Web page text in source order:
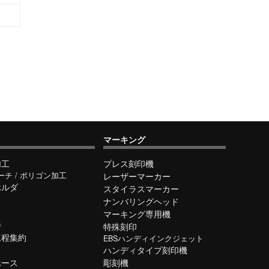
チ / ポリゴン加工
ダ
集約
ス
マーキング
プレス刻印機
レーザーマーカー
スタイラスマーカー
ナンバリングヘッド
マーキング専用機
特殊刻印
EBSハンディインクジェット
ハンディタイプ刻印機
彫刻機